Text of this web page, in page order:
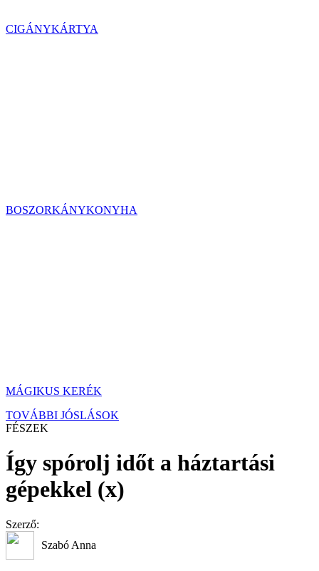
CIGÁNYKÁRTYA
BOSZORKÁNYKONYHA
MÁGIKUS KERÉK
TOVÁBBI JÓSLÁSOK
FÉSZEK
Így spórolj időt a háztartási
gépekkel (x)
Szerző:
Szabó Anna